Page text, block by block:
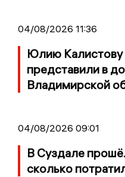
04/08/2026 11:36
Юлию Калистову
представили в
Владимирской
04/08/2026 09:01
В Суздале
сколько